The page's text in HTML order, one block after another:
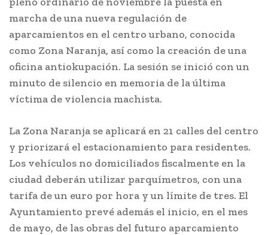
marcha de una nueva regulación de
aparcamientos en el centro urbano, conocida
como Zona Naranja, así como la creación de una
oficina antiokupación. La sesión se inició con un
minuto de silencio en memoria de la última
víctima de violencia machista.
La Zona Naranja se aplicará en 21 calles del centro
y priorizará el estacionamiento para residentes.
Los vehículos no domiciliados fiscalmente en la
ciudad deberán utilizar parquímetros, con una
tarifa de un euro por hora y un límite de tres. El
Ayuntamiento prevé además el inicio, en el mes
de mayo, de las obras del futuro aparcamiento